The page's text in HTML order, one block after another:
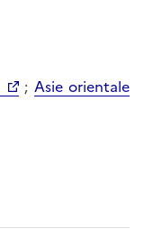
; Asie orientale